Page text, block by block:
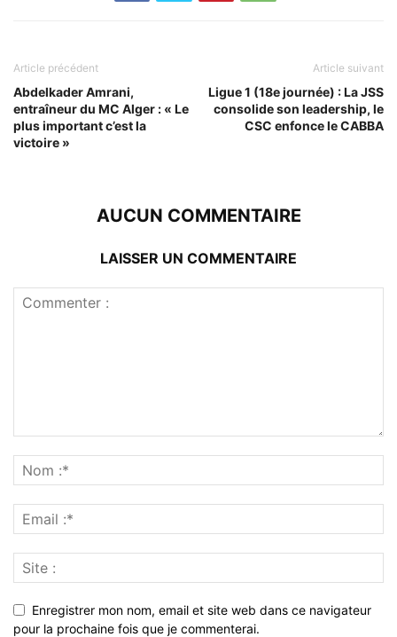
Article précédent
Abdelkader Amrani,
entraîneur du MC Alger : « Le
plus important c’est la
victoire »
Article suivant
Ligue 1 (18e journée) : La JSS
consolide son leadership, le
CSC enfonce le CABBA
AUCUN COMMENTAIRE
LAISSER UN COMMENTAIRE
Enregistrer mon nom, email et site web dans ce navigateur
pour la prochaine fois que je commenterai.